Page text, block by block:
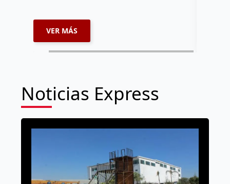
VER MÁS
Noticias Express